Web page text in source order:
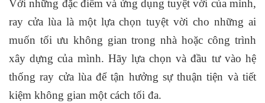
Với những đặc điểm và ứng dụng tuyệt vời của mình,
ray cửa lùa là một lựa chọn tuyệt vời cho những ai
muốn tối ưu không gian trong nhà hoặc công trình
xây dựng của mình. Hãy lựa chọn và đầu tư vào hệ
thống ray cửa lùa để tận hưởng sự thuận tiện và tiết
kiệm không gian một cách tối đa.